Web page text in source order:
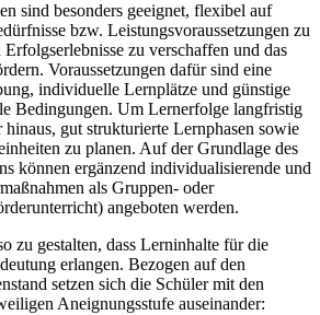
sind besonders geeignet, flexibel auf
bzw. Leistungsvoraussetzungen zu
zu verschaffen und das
Voraussetzungen dafür sind eine
individuelle Lernplätze und günstige
Bedingungen. Um Lernerfolge langfristig
hinaus, gut strukturierte Lernphasen sowie
zu planen. Auf der Grundlage des
können ergänzend individualisierende und
als Gruppen- oder
angeboten werden.
zu gestalten, dass Lerninhalte für die
erlangen. Bezogen auf den
setzen sich die Schüler mit den
Aneignungsstufe auseinander: